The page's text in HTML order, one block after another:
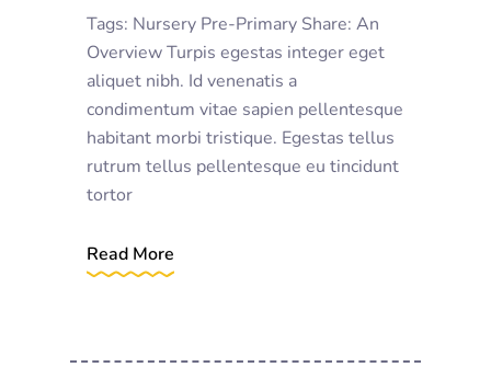
Tags: Nursery Pre-Primary Share: An
Overview Turpis egestas integer eget
aliquet nibh. Id venenatis a
condimentum vitae sapien pellentesque
habitant morbi tristique. Egestas tellus
rutrum tellus pellentesque eu tincidunt
tortor
Read More